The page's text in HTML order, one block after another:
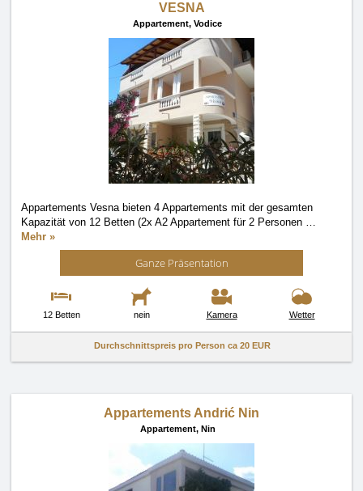
VESNA
Appartement, Vodice
Appartements Vesna bieten 4 Appartements mit der gesamten
Kapazität von 12 Betten (2x A2 Appartement für 2 Personen …
Mehr »
Ganze Präsentation
12 Betten nein Kamera Wetter
Durchschnittspreis pro Person ca 20 EUR
Appartements Andrić Nin
Appartement, Nin